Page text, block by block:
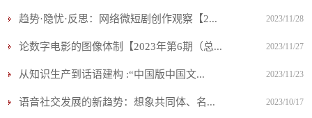
2023/11/28
趋势·隐忧·反思：网络微短剧创作观察【2...
2023/11/27
论数字电影的图像体制【2023年第6期（总...
2023/11/23
从知识生产到话语建构 :“中国版中国文...
2023/10/17
语音社交发展的新趋势：想象共同体、名...